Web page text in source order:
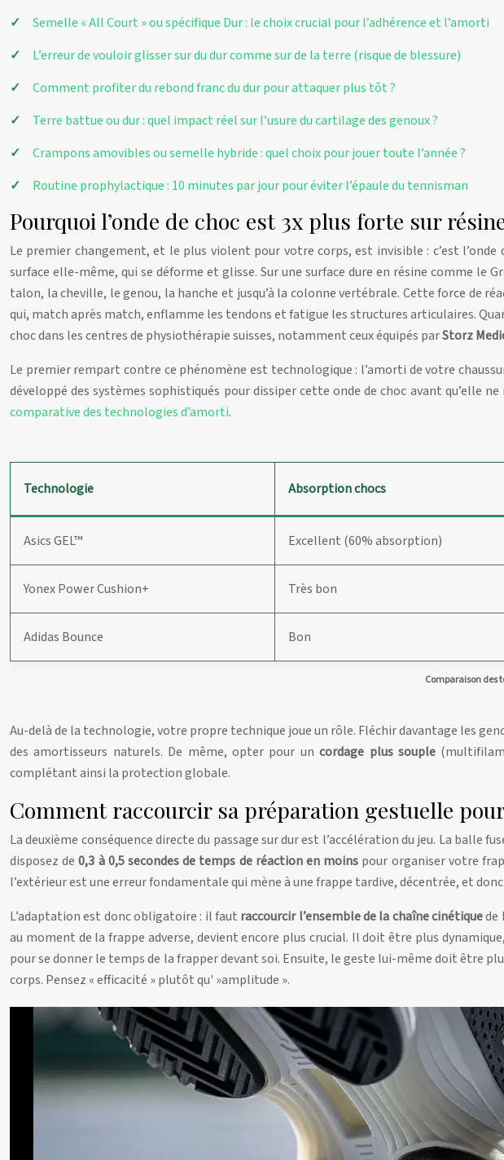
Semelle « All Court » ou spécifique Dur : le choix crucial pour l’adhérence et l’amorti
L’erreur de vouloir glisser sur du dur comme sur de la terre (risque de blessure)
Comment profiter du rebond franc du dur pour attaquer plus tôt ?
Terre battue ou dur : quel impact réel sur l’usure du cartilage des genoux ?
Crampons amovibles ou semelle hybride : quel choix pour jouer toute l’année ?
Routine prophylactique : 10 minutes par jour pour éviter l’épaule du tennisman
Pourquoi l’onde de choc est 3x plus forte sur
Le premier changement, et le plus violent pour votre corps, est invisible : c’est
surface elle-même, qui se déforme et glisse. Sur une surface dure en résine comme
talon, la cheville, le genou, la hanche et jusqu’à la colonne vertébrale. Cette force de
qui, match après match, enflamme les tendons et fatigue les structures articulaires.
choc dans les centres de physiothérapie suisses, notamment ceux équipés parStorz
Le premier rempart contre ce phénomène est technologique : l’amorti de votre
développé des systèmes sophistiqués pour dissiper cette onde de choc avant qu’elle
comparative des technologies d’amorti.
Comparaison des
Technologie Absorption chocs
Asics GEL™ Excellent (60% absorption)
Yonex Power Cushion+ Très bon
Adidas Bounce Bon
Au-delà de la technologie, votre propre technique joue un rôle. Fléchir davantage les
des amortisseurs naturels. De même, opter pour uncordage plus souple
complétant ainsi la protection globale.
Comment raccourcir sa préparation gestuelle
La deuxième conséquence directe du passage sur dur est l’accélération du jeu. La
disposez de0,3 à 0,5 secondes de temps de réaction en moins pour organiser votre
l’extérieur est une erreur fondamentale qui mène à une frappe tardive, décentrée, et
L’adaptation est donc obligatoire : il faut raccourcir l’ensemble de la chaîne cinétiquede
au moment de la frappe adverse, devient encore plus crucial. Il doit être plus
pour se donner le temps de la frapper devant soi. Ensuite, le geste lui-même doit être
corps. Pensez « efficacité » plutôt qu' »amplitude ».